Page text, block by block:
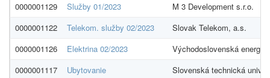
0000001129
Služby 01/2023
M 3 Development s.r.o.
0000001122
Telekom. služby 02/2023
Slovak Telekom, a.s.
0000001126
Elektrina 02/2023
Východoslovenská
0000001117
Ubytovanie
Slovenská technická